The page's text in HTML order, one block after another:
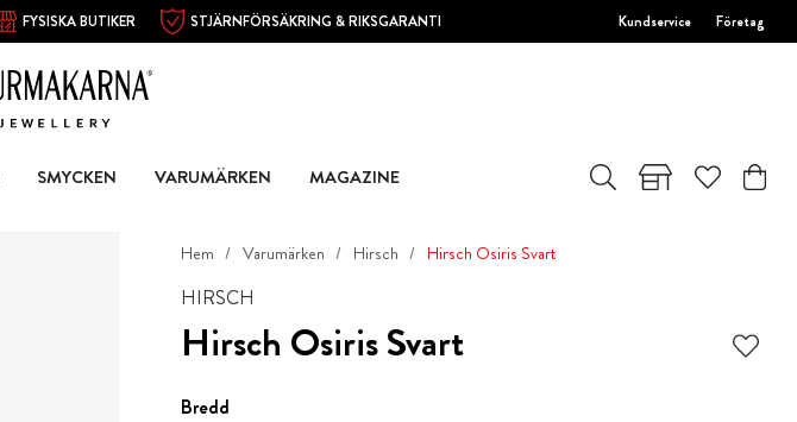
FYSISKA BUTIKER STJÄRNFÖRSÄKRING & RIKSGARANTI Kundservice Företag
SMYCKEN VARUMÄRKEN MAGAZINE
Hem Varumärken Hirsch Hirsch Osiris Svart
HIRSCH
Hirsch Osiris Svart
Bredd